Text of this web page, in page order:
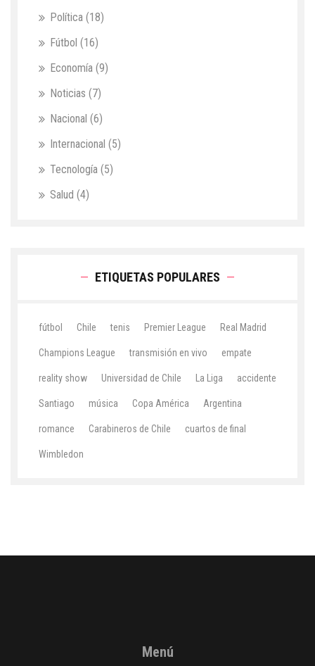
Política (18)
Fútbol (16)
Economía (9)
Noticias (7)
Nacional (6)
Internacional (5)
Tecnología (5)
Salud (4)
ETIQUETAS POPULARES
fútbol Chile tenis Premier League Real Madrid
Champions League transmisión en vivo empate
reality show Universidad de Chile La Liga accidente
Santiago música Copa América Argentina
romance Carabineros de Chile cuartos de final
Wimbledon
Menú